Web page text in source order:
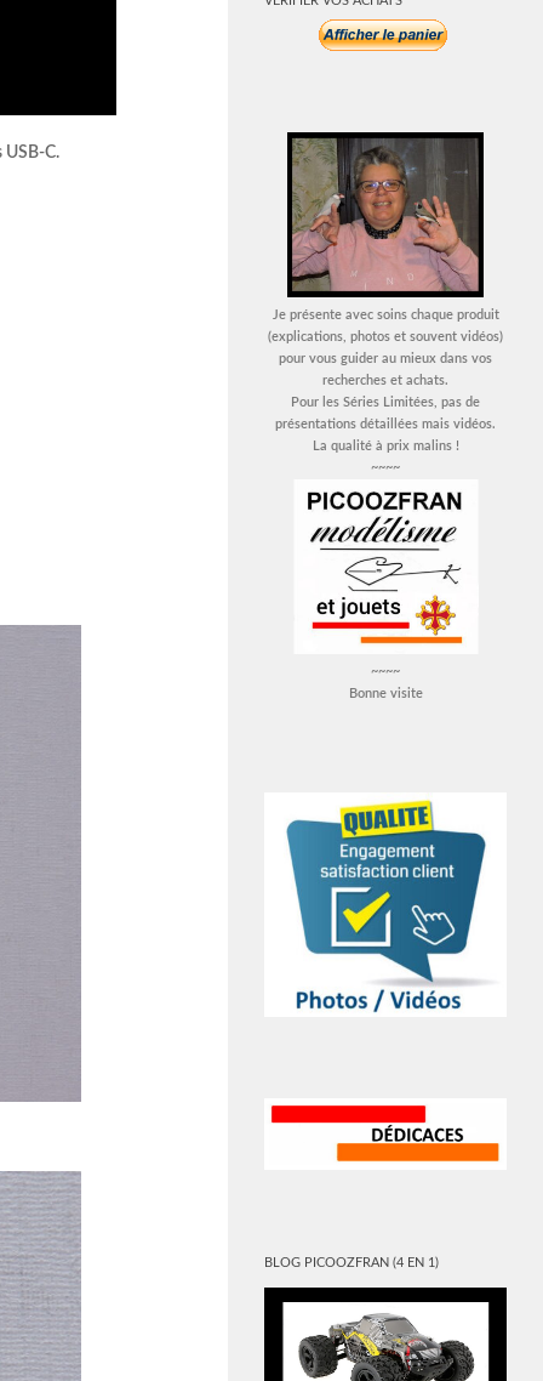
USB-C.
Je présente avec soins chaque produit
(explications, photos et souvent vidéos)
pour vous guider au mieux dans vos
recherches et achats.
Pour les Séries Limitées, pas de
présentations détaillées mais vidéos.
La qualité à prix malins !
~~~~
~~~~
Bonne visite
BLOG PICOOZFRAN (4 EN 1)